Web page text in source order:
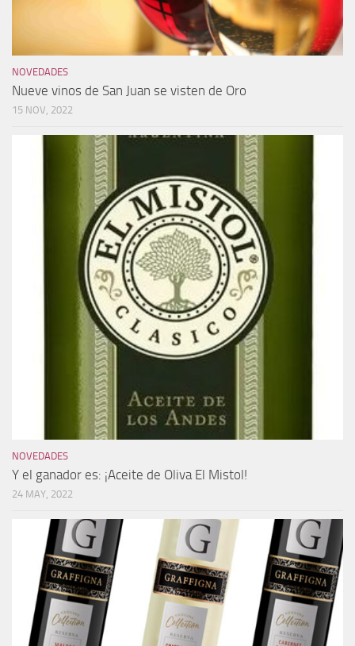
NOVEDADES
Nueve vinos de San Juan se visten de Oro
15 NOV, 2022
NOVEDADES
Y el ganador es: ¡Aceite de Oliva El Mistol!
24 MAY, 2022